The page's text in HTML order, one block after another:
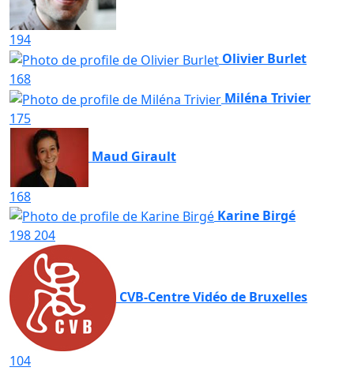
194
Olivier Burlet
168
Miléna Trivier
175
Maud Girault
168
Karine Birgé
198204
CVB-Centre Vidéo de Bruxelles
104